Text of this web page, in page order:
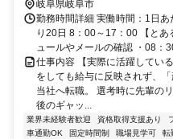
岐阜県岐阜市
勤務時間詳細 実働時間：1日
り20日 8：00～17：00 【と
ュールやメールの確認 ・08：
仕事内容 【実際に活躍してい
をしても給与に反映されず、
当社へ転職。 選考時に先輩の
後のギャッ...
業界未経験者歓迎 資格取得支援あり
車通勤OK
固定時間制 職場見学可 転